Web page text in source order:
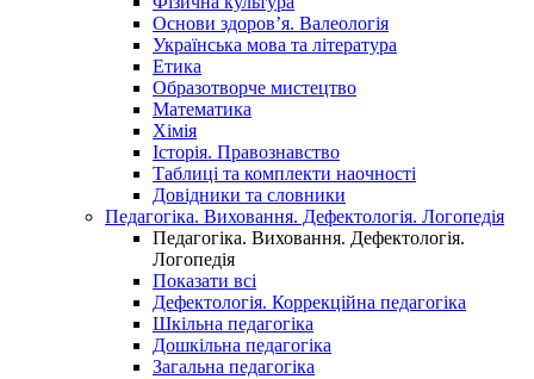
Основи здоров’я. Валеологія
Українська мова та література
Етика
Образотворче мистецтво
Математика
Хімія
Історія. Правознавство
Таблиці та комплекти наочності
Довідники та словники
Педагогіка. Виховання. Дефектологія. Логопедія
Педагогіка. Виховання. Дефектологія.
Логопедія
Показати всі
Дефектологія. Коррекційна педагогіка
Шкільна педагогіка
Дошкільна педагогіка
Загальна педагогіка